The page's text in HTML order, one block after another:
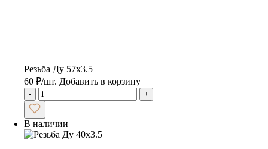
Резьба Ду 57х3.5
60 ₽/шт. Добавить в корзину
- +
В наличии